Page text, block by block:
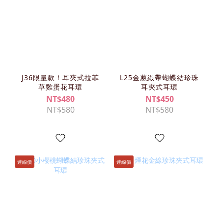
J36限量款！耳夾式拉菲
草雞蛋花耳環
NT$480
NT$580
L25金蔥緞帶蝴蝶結珍珠
耳夾式耳環
NT$450
NT$580
連線價 連線價